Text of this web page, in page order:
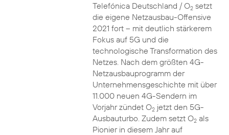
Telefónica Deutschland / O2setzt
die eigene Netzausbau-Offensive
2021 fort – mit deutlich stärkerem
Fokus auf 5G und die
technologische Transformation des
Netzes. Nach dem größten 4G-
Netzausbauprogramm der
Unternehmensgeschichte mit über
11.000 neuen 4G-Sendern im
Vorjahr zündet O2jetzt den 5G-
Ausbauturbo. Zudem setzt O2als
Pionier in diesem Jahr auf